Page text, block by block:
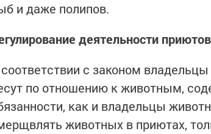
и даже полипов.
деятельности приютов
с законом
по отношению к животным,
как и владельцы
животных в приютах,